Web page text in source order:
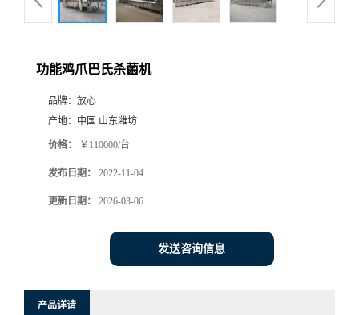
功能鸡爪巴氏杀菌机
品牌： 放心
产地： 中国 山东潍坊
价格： ￥110000/台
发布日期： 2022-11-04
更新日期： 2026-03-06
发送咨询信息
产品详请